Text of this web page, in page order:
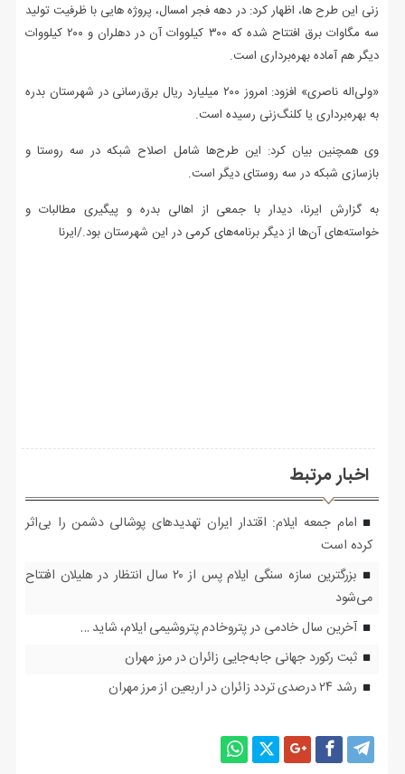
زنی این طرح ها، اظهار کرد: در دهه فجر امسال، پروژه هایی با ظرفیت تولید
سه مگاوات برق‌ افتتاح شده که ۳۰۰ کیلووات آن در دهلران و ۲۰۰ کیلووات
دیگر هم آماده بهره‌برداری است.
«ولی‌اله ناصری» افزود: امروز ۲۰۰ میلیارد ریال برق‌رسانی در شهرستان بدره
به بهره‌برداری یا کلنگ‌زنی رسیده است.
وی همچنین بیان کرد: این طرح‌ها شامل اصلاح شبکه در سه روستا و
بازسازی شبکه در سه روستای دیگر است.
به گزارش ایرنا، دیدار با جمعی از اهالی بدره و پیگیری مطالبات و
خواسته‌های آن‌ها از دیگر برنامه‌های کرمی در این شهرستان بود./ایرنا
اخبار مرتبط
امام جمعه ایلام: اقتدار ایران تهدیدهای پوشالی دشمن را بی‌اثر
کرده است
بزرگترین سازه سنگی ایلام پس از ۲۰ سال انتظار در هلیلان افتتاح
می‌شود
آخرین سال خادمی در پتروخادم پتروشیمی ایلام، شاید …
ثبت رکورد جهانی جابه‌جایی زائران در مرز مهران
رشد ۲۴ درصدی تردد زائران در اربعین از مرز مهران